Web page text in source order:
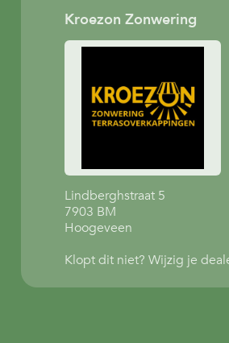
Kroezon Zonwering
Lindberghstraat 5
7903 BM
Hoogeveen
Klopt dit niet? Wijzig je